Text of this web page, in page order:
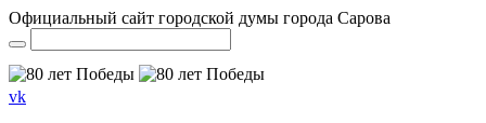
Официальный сайт городской думы города Сарова
vk